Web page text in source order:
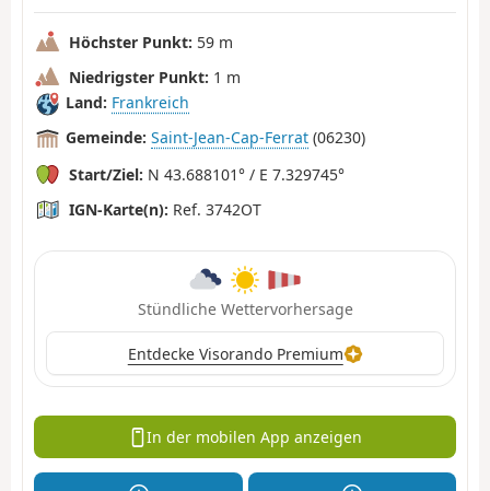
Höchster Punkt: 59 m
Niedrigster Punkt: 1 m
Land: Frankreich
Gemeinde: Saint-Jean-Cap-Ferrat (06230)
Start/Ziel: N 43.688101° / E 7.329745°
IGN-Karte(n): Ref. 3742OT
Stündliche Wettervorhersage
Entdecke Visorando Premium
In der mobilen App anzeigen